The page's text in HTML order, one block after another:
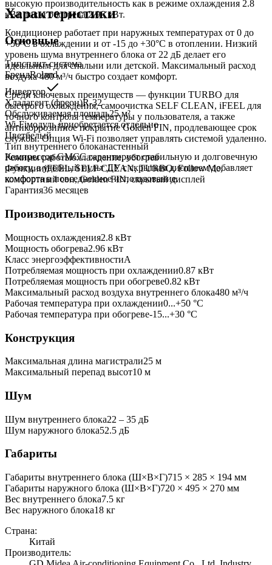
высокую производительность как в режиме охлаждения 2.8
кВт, так и обогрева 2.96 кВт.
Кондиционер работает при наружных температурах от 0 до
+50°C в охлаждении и от -15 до +30°C в отоплении. Низкий
уровень шума внутреннего блока от 22 дБ делает его
идеальным для спальни или детской. Максимальный расход
воздуха 480 м³/ч быстро создает комфорт.
Среди ключевых преимуществ — функции TURBO для
быстрого охлаждения, самоочистка SELF CLEAN, iFEEL для
точного контроля температуры у пользователя, а также
антикоррозийное покрытие Golden FIN, продлевающее срок
службы. Опция Wi-Fi позволяет управлять системой удаленно.
Компрессор GMCC гарантирует стабильную и долговечную
работу, а удобный пульт ДУ с скрытым дисплеем добавляет
комфорта в повседневное использование.
Характеристики
Основные
Типсплит-система
БрендRoland
Инвертор
Хладагент (фреон)R-32
Обслуживаемая площадь25м²
Wi-Fiмодуль приобретается отдельно
Цветбелый
Тип внутреннего блоканастенный
Режимы работыохлаждение, обогрев
ФункцииiFEEL, SELF CLEAN, TURBO, Follow Me,
комфортный сон, Golden FIN, скрытый дисплей
Гарантия36 месяцев
Производительность
Мощность охлаждения2.8 кВт
Мощность обогрева2.96 кВт
Класс энергоэффективностиA
Потребляемая мощность при охлаждении0.87 кВт
Потребляемая мощность при обогреве0.82 кВт
Максимальный расход воздуха внутреннего блока480 м³/ч
Рабочая температура при охлаждении0...+50 °C
Рабочая температура при обогреве-15...+30 °C
Конструкция
Максимальная длина магистрали25 м
Максимальный перепад высот10 м
Шум
Шум внутреннего блока22 ‒ 35 дБ
Шум наружного блока52.5 дБ
Габариты
Габариты внутреннего блока (Ш×В×Г)715 × 285 × 194 мм
Габариты наружного блока (Ш×В×Г)720 × 495 × 270 мм
Вес внутреннего блока7.5 кг
Вес наружного блока18 кг
Страна:
Китай
Производитель: